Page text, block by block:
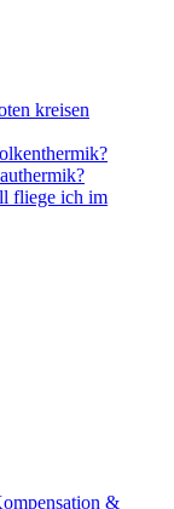
kreisen
fliege ich im
&